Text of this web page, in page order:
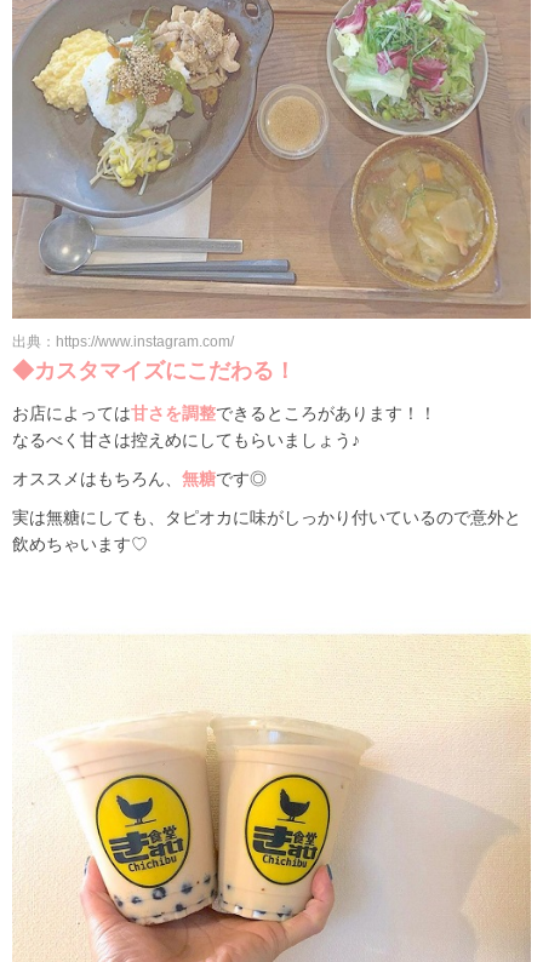
出典：https://www.instagram.com/
◆カスタマイズにこだわる！
お店によっては甘さを調整できるところがあります！！
なるべく甘さは控えめにしてもらいましょう♪
オススメはもちろん、 無糖です◎
実は無糖にしても、タピオカに味がしっかり付いているので意外と
飲めちゃいます♡